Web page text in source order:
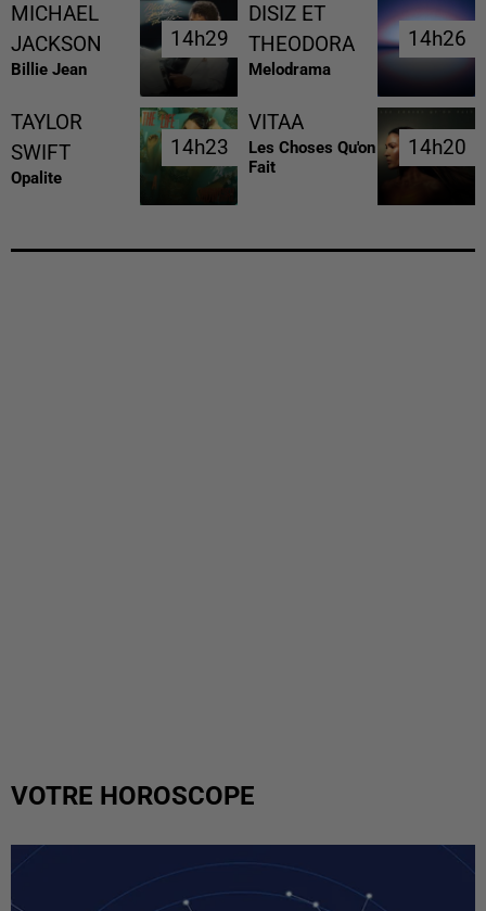
MICHAEL
JACKSON
Billie Jean
14h29
14h29
DISIZ ET
THEODORA
Melodrama
14h26
14h26
TAYLOR
SWIFT
Opalite
14h23
14h23
VITAA
Les Choses Qu'on
Fait
14h20
14h20
VOTRE HOROSCOPE